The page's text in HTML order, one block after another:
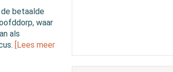
betaalde
waar
als
[Lees meer